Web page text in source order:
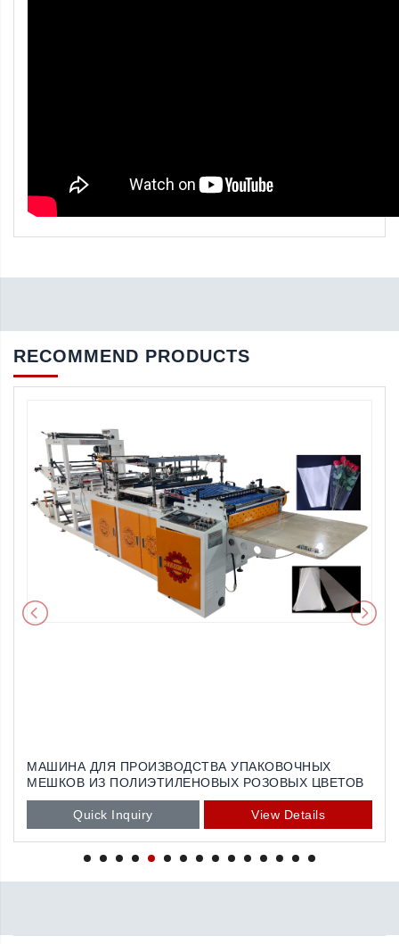
RECOMMEND PRODUCTS
МАШИНА ДЛЯ ПРОИЗВОДСТВА УПАКОВОЧНЫХ
МЕШКОВ ИЗ ПОЛИЭТИЛЕНОВЫХ РОЗОВЫХ ЦВЕТОВ
Quick Inquiry View Details